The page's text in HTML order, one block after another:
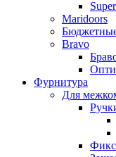
Maridoors
Bravo
Фурнитура
Для